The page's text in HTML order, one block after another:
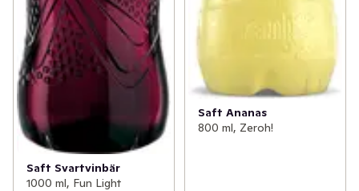
Saft Svartvinbär
1000 ml, Fun Light
Saft Ananas
800 ml, Zeroh!